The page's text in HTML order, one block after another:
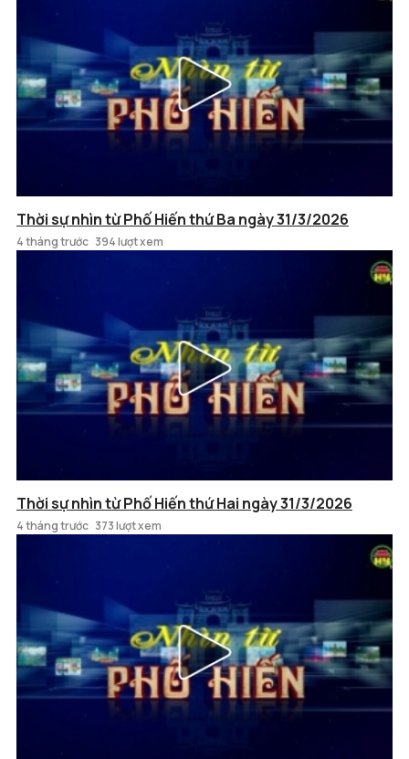
Thời sự nhìn từ Phố Hiến thứ Ba ngày 31/3/2026
4 tháng trước 394 lượt xem
Thời sự nhìn từ Phố Hiến thứ Hai ngày 31/3/2026
4 tháng trước 373 lượt xem